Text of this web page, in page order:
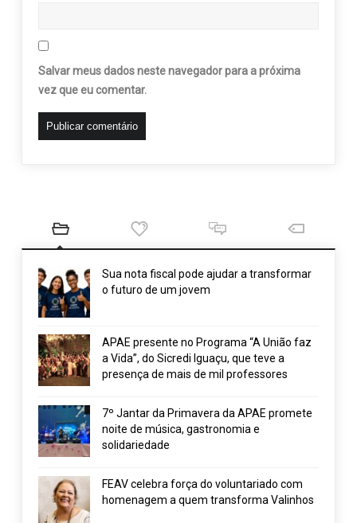
Salvar meus dados neste navegador para a próxima
vez que eu comentar.
Sua nota fiscal pode ajudar a transformar
o futuro de um jovem
APAE presente no Programa “A União faz
a Vida”, do Sicredi Iguaçu, que teve a
presença de mais de mil professores
7º Jantar da Primavera da APAE promete
noite de música, gastronomia e
solidariedade
FEAV celebra força do voluntariado com
homenagem a quem transforma Valinhos